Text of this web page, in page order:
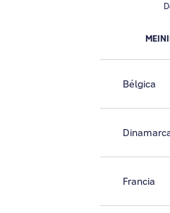
Bélgica
Francia